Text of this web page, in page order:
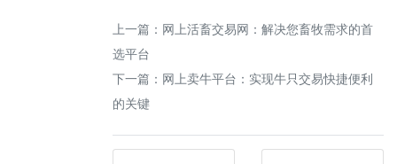
上一篇： 网上活畜交易网：解决您畜牧需求的首
选平台
下一篇： 网上卖牛平台：实现牛只交易快捷便利
的关键